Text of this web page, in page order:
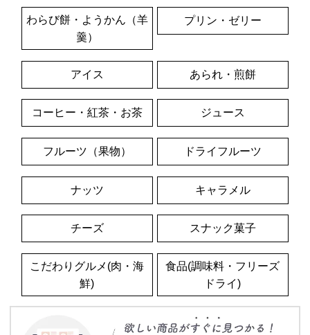
わらび餅・ようかん（羊
羹）
プリン・ゼリー
アイス あられ・煎餅
コーヒー・紅茶・お茶 ジュース
フルーツ（果物） ドライフルーツ
ナッツ キャラメル
チーズ スナック菓子
こだわりグルメ(肉・海
鮮)
食品(調味料・フリーズ
ドライ)